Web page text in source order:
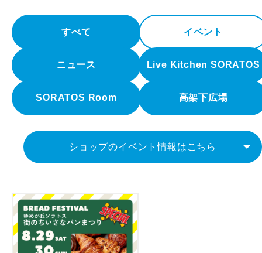
すべて イベント
ニュース Live Kitchen SORATOS
SORATOS Room 高架下広場
ショップのイベント情報はこちら